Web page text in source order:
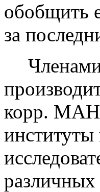
обобщить
за
корр. МАН